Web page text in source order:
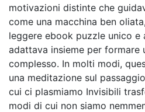
motivazioni distinte che
come una macchina ben
leggere ebook puzzle unico e
adattava insieme per formare
complesso. In molti modi,
una meditazione sul
cui ci plasmiamo Invisibili
modi di cui non siamo